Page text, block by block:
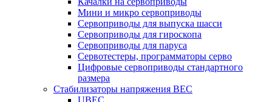
Мини и микро сервоприводы
Сервоприводы для выпуска шасси
Сервоприводы для гироскопа
Сервоприводы для паруса
Сервотестеры, программаторы серво
Цифровые сервоприводы стандартного
размера
Стабилизаторы напряжения BEC
UBEC